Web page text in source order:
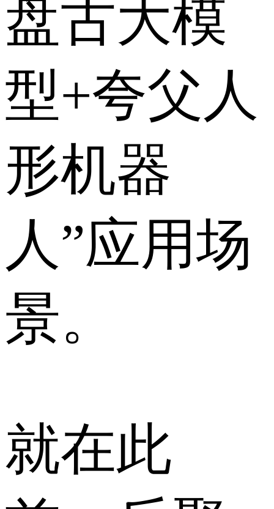
盘古大模
型+夸父人
形机器
人”应用场
景。
就在此